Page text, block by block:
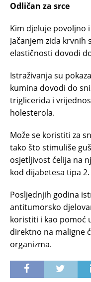
Odličan za srce
Kim djeluje povoljno
Jačanjem zida
elastičnosti dovodi
Istraživanja su
kumina dovodi do
triglicerida i
holesterola.
Može se koristiti za
tako što stimuliše
osjetljivost ćelija na
kod dijabetesa tipa 2.
Posljednjih godina
antitumorsko
koristiti i kao pomoć
direktno na maligne
organizma.